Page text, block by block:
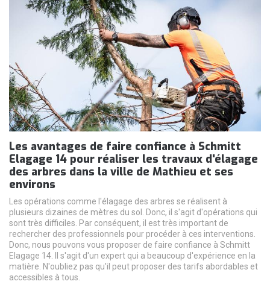
Les avantages de faire confiance à Schmitt
Elagage 14 pour réaliser les travaux d'élagage
des arbres dans la ville de Mathieu et ses
environs
Les opérations comme l'élagage des arbres se réalisent à
plusieurs dizaines de mètres du sol. Donc, il s'agit d'opérations qui
sont très difficiles. Par conséquent, il est très important de
rechercher des professionnels pour procéder à ces interventions.
Donc, nous pouvons vous proposer de faire confiance à Schmitt
Elagage 14. Il s'agit d'un expert qui a beaucoup d'expérience en la
matière. N'oubliez pas qu'il peut proposer des tarifs abordables et
accessibles à tous.